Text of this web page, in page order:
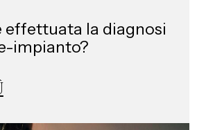
effettuata la diagnosi
impianto?